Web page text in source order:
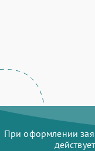
При оформлении